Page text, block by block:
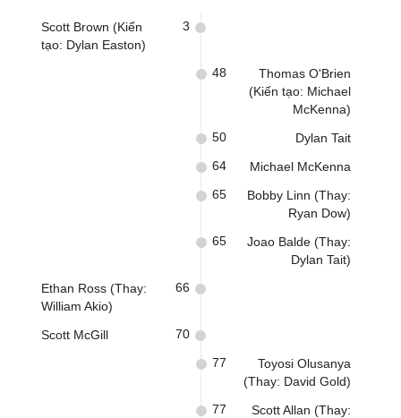
Scott Brown (Kiến
tạo: Dylan Easton)
3
Thomas O'Brien
(Kiến tạo: Michael
McKenna)
48
Dylan Tait
50
Michael McKenna
64
Bobby Linn (Thay:
Ryan Dow)
65
Joao Balde (Thay:
Dylan Tait)
65
Ethan Ross (Thay:
William Akio)
66
Scott McGill 70
Toyosi Olusanya
(Thay: David Gold)
77
Scott Allan (Thay:
77